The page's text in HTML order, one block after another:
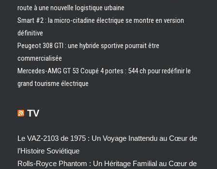
route à une nouvelle logistique urbaine
Smart #2 : la micro-citadine électrique se montre en version
définitive
Peugeot 308 GTI : une hybride sportive pourrait être
commercialisée
Mercedes-AMG GT 53 Coupé 4 portes : 544 ch pour redéfinir le
grand tourisme électrique
TV
Le VAZ-2103 de 1975 : Un Voyage Inattendu au Cœur de
l’Histoire Soviétique
Rolls-Royce Phantom : Un Héritage Familial au Cœur de